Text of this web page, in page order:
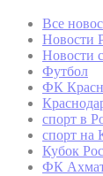
Все
Новости
Новости
Футбол
ФК
спорт в
спорт на
Кубок
ФК